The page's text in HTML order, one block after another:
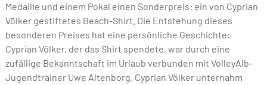
Medaille und einem Pokal einen Sonderpreis: ein von Cyprian
Völker gestiftetes Beach-Shirt. Die Entstehung dieses
besonderen Preises hat eine persönliche Geschichte:
Cyprian Völker, der das Shirt spendete, war durch eine
zufällige Bekanntschaft im Urlaub verbunden mit VolleyAlb-
Jugendtrainer Uwe Altenborg. Cyprian Völker unternahm